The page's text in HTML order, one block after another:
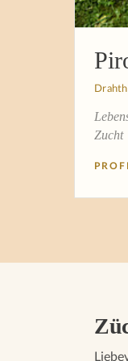
Zucht